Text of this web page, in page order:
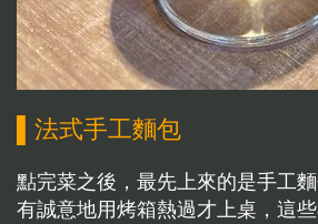
▌法式手工麵包
點完菜之後，最先上來的是手工
有誠意地用烤箱熱過才上桌，這